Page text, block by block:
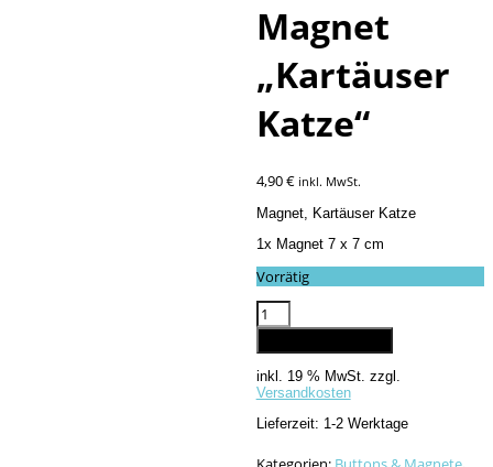
Magnet
„Kartäuser
Katze“
4,90€ inkl. MwSt.
Magnet, Kartäuser Katze
1x Magnet 7 x 7 cm
Vorrätig
Magnet
"Kartäuser
Katze"
Menge
inkl. 19 % MwSt. zzgl.
Versandkosten
Lieferzeit: 1-2 Werktage